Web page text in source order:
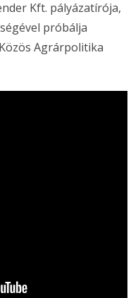
Kft. pályázatírója,
próbálja
Agrárpolitika